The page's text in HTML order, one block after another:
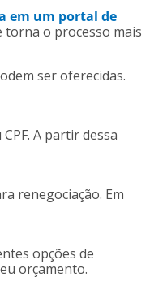
em um portal de
torna o processo mais
ser oferecidas.
A partir dessa
renegociação. Em
opções de
orçamento.